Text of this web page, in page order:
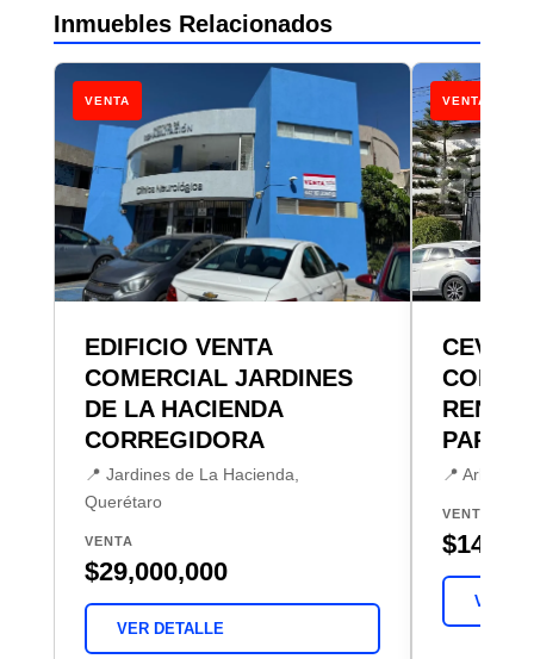
Inmuebles Relacionados
VENTA
EDIFICIO VENTA
COMERCIAL JARDINES
DE LA HACIENDA
CORREGIDORA
📍 Jardines de La Hacienda,
Querétaro
VENTA
$29,000,000
VER DETALLE
VENTA/
CEV
RENTA
📍
VENTA O
VER